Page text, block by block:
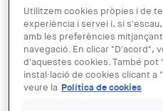
© Material de lo construido
21 MAI - 20 JUL
Exposició 'El
construido'
Utilitzem cookies pròpies i de
experiència i servei i, si
amb les preferències
navegació. En clicar "D'acord",
d'aquestes cookies. També pot
instal·lació de cookies clicant a
veure la Política de cookies